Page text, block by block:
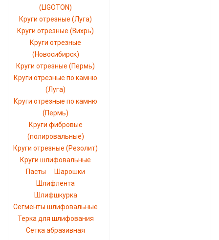
(LIGOTON)
Круги отрезные (Луга)
Круги отрезные (Вихрь)
Круги отрезные
(Новосибирск)
Круги отрезные (Пермь)
Круги отрезные по камню
(Луга)
Круги отрезные по камню
(Пермь)
Круги фибровые
(полировальные)
Круги отрезные (Резолит)
Круги шлифовальные
Пасты
Шарошки
Шлифлента
Шлифшкурка
Сегменты шлифовальные
Терка для шлифования
Сетка абразивная